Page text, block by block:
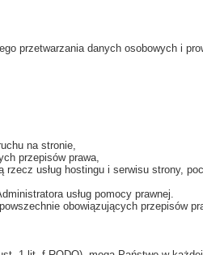
przetwarzania danych osobowych i
na stronie,
przepisów prawa,
usług hostingu i serwisu strony,
usług pomocy prawnej.
obowiązujących przepisów